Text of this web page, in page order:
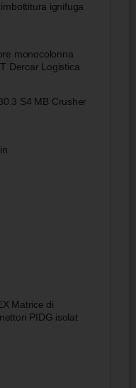
ignifuga
monocolonna
Dercar Logistica
S4 MB Crusher
PIDG isolat